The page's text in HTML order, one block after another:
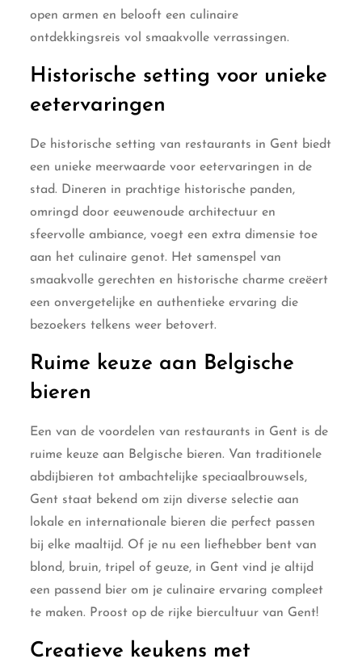
open armen en belooft een culinaire
ontdekkingsreis vol smaakvolle verrassingen.
Historische setting voor unieke
eetervaringen
De historische setting van restaurants in Gent biedt
een unieke meerwaarde voor eetervaringen in de
stad. Dineren in prachtige historische panden,
omringd door eeuwenoude architectuur en
sfeervolle ambiance, voegt een extra dimensie toe
aan het culinaire genot. Het samenspel van
smaakvolle gerechten en historische charme creëert
een onvergetelijke en authentieke ervaring die
bezoekers telkens weer betovert.
Ruime keuze aan Belgische
bieren
Een van de voordelen van restaurants in Gent is de
ruime keuze aan Belgische bieren. Van traditionele
abdijbieren tot ambachtelijke speciaalbrouwsels,
Gent staat bekend om zijn diverse selectie aan
lokale en internationale bieren die perfect passen
bij elke maaltijd. Of je nu een liefhebber bent van
blond, bruin, tripel of geuze, in Gent vind je altijd
een passend bier om je culinaire ervaring compleet
te maken. Proost op de rijke biercultuur van Gent!
Creatieve keukens met